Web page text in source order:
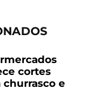
cortes
churrasco e